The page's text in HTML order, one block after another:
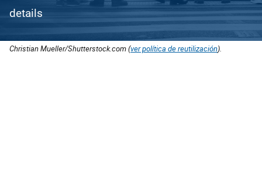
details
Christian Mueller/Shutterstock.com (ver política de reutilización).